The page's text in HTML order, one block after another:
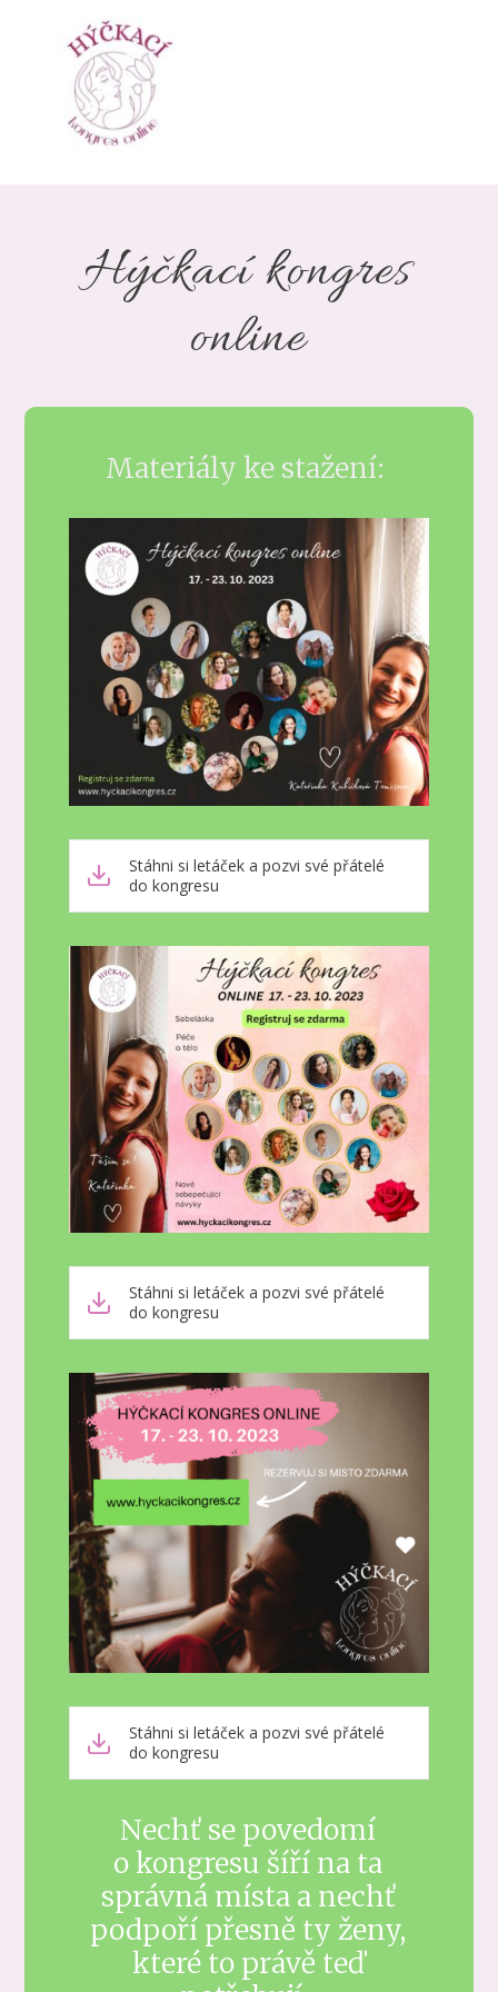
Hýčkací kongres
online
Materiály ke stažení:
Stáhni si letáček a pozvi své přátelé
do kongresu
Stáhni si letáček a pozvi své přátelé
do kongresu
Stáhni si letáček a pozvi své přátelé
do kongresu
Nechť se povedomí
o kongresu šíří na ta
správná místa a nechť
podpoří přesně ty ženy,
které to právě teď